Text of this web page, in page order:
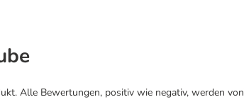
Alle Bewertungen, positiv wie negativ, werden